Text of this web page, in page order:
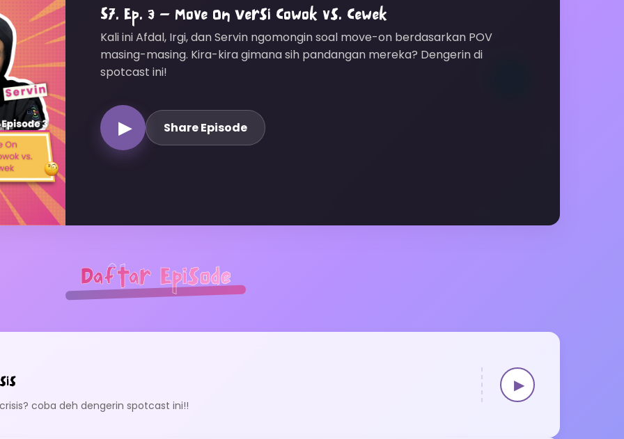
S7. Ep. 3 – Move On Versi Cowok vs. Cewek
Kali ini Afdal, Irgi, dan Servin ngomongin soal move-on berdasarkan POV
masing-masing. Kira-kira gimana sih pandangan mereka? Dengerin di
spotcast ini!
▶ Share Episode
Daftar Episode
coba deh dengerin spotcast ini!!
▶